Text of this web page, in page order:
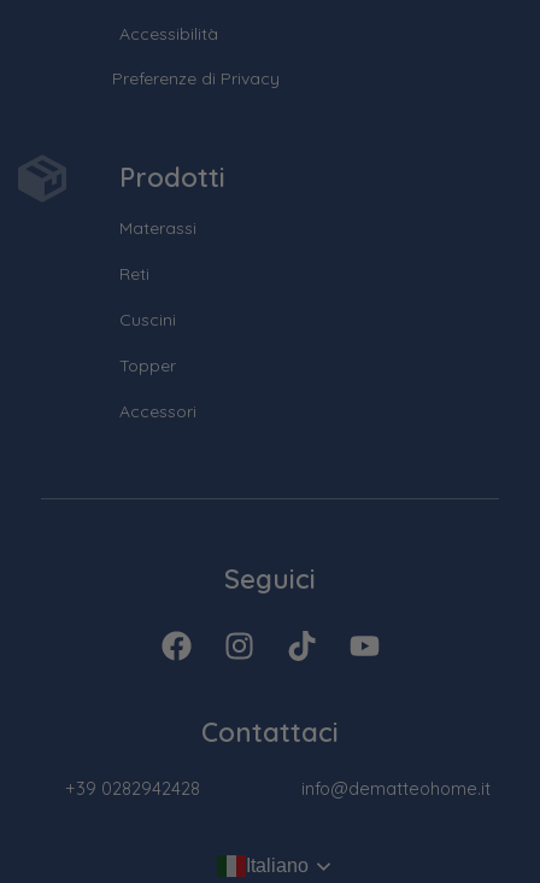
Accessibilità
Preferenze di Privacy
Prodotti
Materassi
Reti
Cuscini
Topper
Accessori
Seguici
Contattaci
+39 0282942428 info@dematteohome.it
Italiano